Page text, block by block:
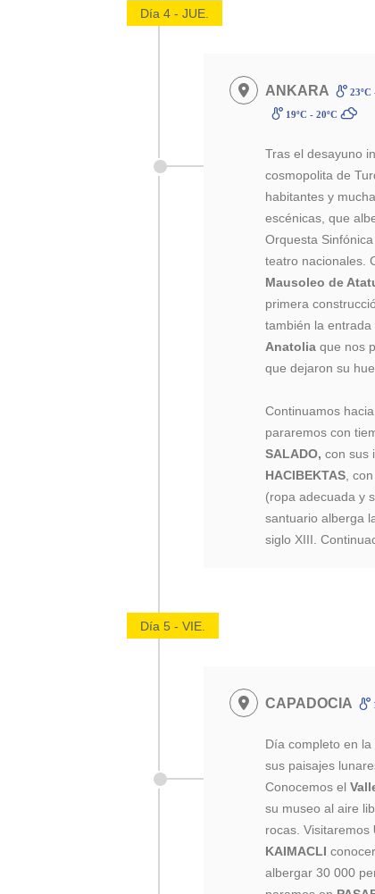
Día 4 - JUE.
ANKARA 23ºC
19ºC - 20ºC
Tras el desayuno
cosmopolita de
habitantes y
escénicas, que
Orquesta
teatro nacionales.
Mausoleo de
primera
también la entrada
Anatolia que nos
que dejaron su
Continuamos
pararemos con
SALADO, con sus
HACIBEKTAS ,
(ropa adecuada y
santuario alberga
siglo XIII.
Día 5 - VIE.
CAPADOCIA
Día completo en
sus paisajes
Conocemos el
su museo al aire
rocas. Visitaremos
KAIMACLI
albergar 30 000